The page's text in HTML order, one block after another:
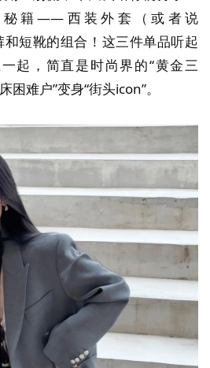
秘籍——西装外套（或者说
短靴的组合！这三件单品听起
起，简直是时尚界的“黄金三
困难户”变身“街头icon”。